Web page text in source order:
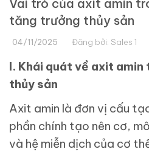
Vai trò của axit amin
tăng trưởng thủy sản
04/11/2025 Đăng bởi: Sales 1
I. Khái quát về axit amin
thủy sản
Axit amin là đơn vị cấu
phần chính tạo nên cơ,
và hệ miễn dịch của cơ